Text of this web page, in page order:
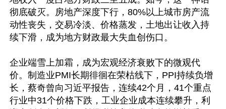
彻底破灭。房地产深度下行，80%以上城市房产流
动性丧失，交易冷淡、价格蒸发，土地出让收入持
续下滑，成为地方财政最大失血创伤口。
企业端雪上加霜，成为宏观经济衰败下的微观代
价。制造业PMI长期徘徊在荣枯线下，PPI持续负增
长，蔡奇曾向习近平报告，连续42个月，41个重点
行业中31个价格下跌，工业企业成本连续攀升，利